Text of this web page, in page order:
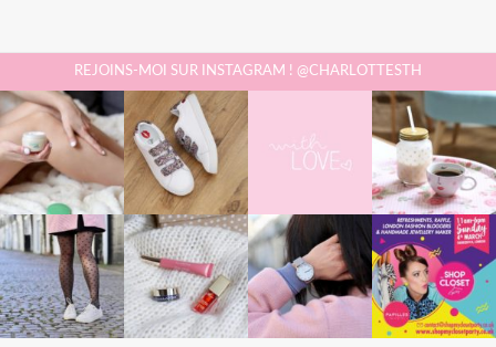
REJOINS-MOI SUR INSTAGRAM ! @CHARLOTTESTH